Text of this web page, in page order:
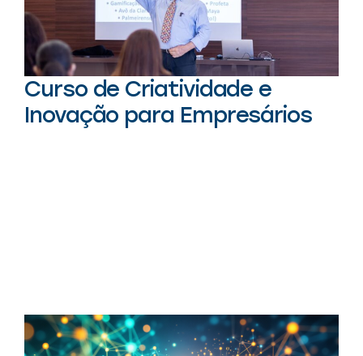
Curso de Criatividade e
Inovação para Empresários